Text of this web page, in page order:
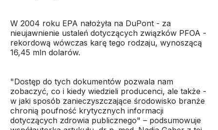
W 2004 roku EPA nałożyła na DuPont - za
nieujawnienie ustaleń dotyczących związków PFOA -
rekordową wówczas karę tego rodzaju, wynoszącą
16,45 mln dolarów.
"Dostęp do tych dokumentów pozwala nam
zobaczyć, co i kiedy wiedzieli producenci, ale także -
w jaki sposób zanieczyszczające środowisko branże
chronią poufność krytycznych informacji
dotyczących zdrowia publicznego" – podsumowuje